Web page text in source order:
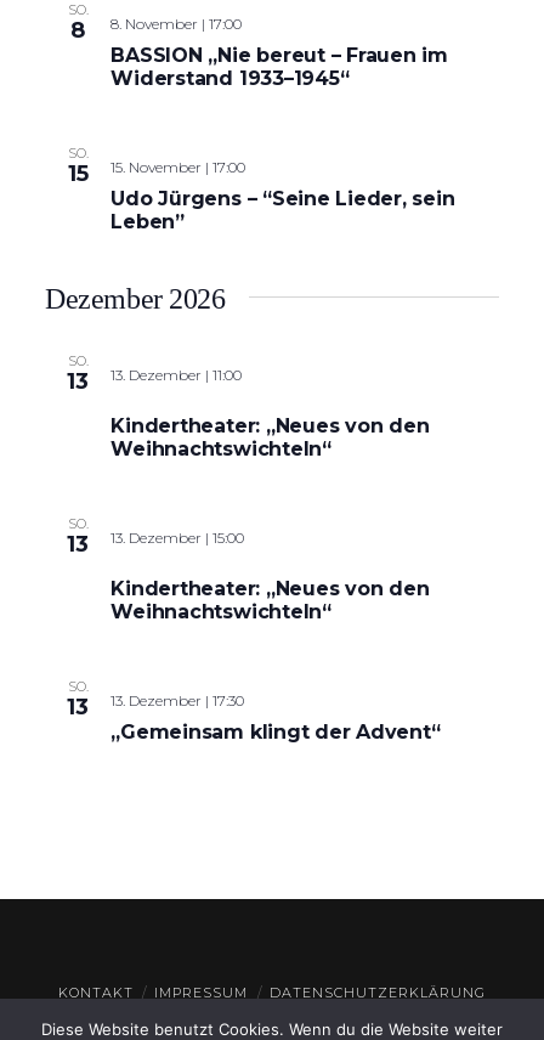
SO.
8 8. November | 17:00
BASSION „Nie bereut – Frauen im
Widerstand 1933–1945“
SO.
15 15. November | 17:00
Udo Jürgens – “Seine Lieder, sein
Leben”
Dezember 2026
SO.
13 13. Dezember | 11:00
Kindertheater: „Neues von den
Weihnachtswichteln“
SO.
13 13. Dezember | 15:00
Kindertheater: „Neues von den
Weihnachtswichteln“
SO.
13 13. Dezember | 17:30
„Gemeinsam klingt der Advent“
KONTAKT IMPRESSUM DATENSCHUTZERKLÄRUNG
© THEATERHAUS GEROLZHOFEN2026
Diese Website benutzt Cookies. Wenn du die Website weiter